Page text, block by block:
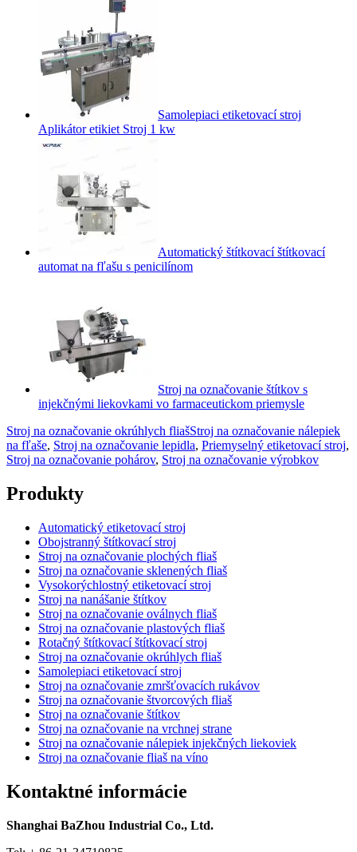
Samolepiaci etiketovací stroj
Aplikátor etikiet Stroj 1 kw
Automatický štítkovací štítkovací
automat na fľašu s penicilínom
Stroj na označovanie štítkov s
injekčnými liekovkami vo farmaceutickom priemysle
Stroj na označovanie okrúhlych fliašStroj na označovanie nálepiek
na fľaše, Stroj na označovanie lepidla, Priemyselný etiketovací stroj,
Stroj na označovanie pohárov, Stroj na označovanie výrobkov
Produkty
Automatický etiketovací stroj
Obojstranný štítkovací stroj
Stroj na označovanie plochých fliaš
Stroj na označovanie sklenených fliaš
Vysokorýchlostný etiketovací stroj
Stroj na nanášanie štítkov
Stroj na označovanie oválnych fliaš
Stroj na označovanie plastových fliaš
Rotačný štítkovací štítkovací stroj
Stroj na označovanie okrúhlych fliaš
Samolepiaci etiketovací stroj
Stroj na označovanie zmršťovacích rukávov
Stroj na označovanie štvorcových fliaš
Stroj na označovanie štítkov
Stroj na označovanie na vrchnej strane
Stroj na označovanie nálepiek injekčných liekoviek
Stroj na označovanie fliaš na víno
Kontaktné informácie
Shanghai BaZhou Industrial Co., Ltd.